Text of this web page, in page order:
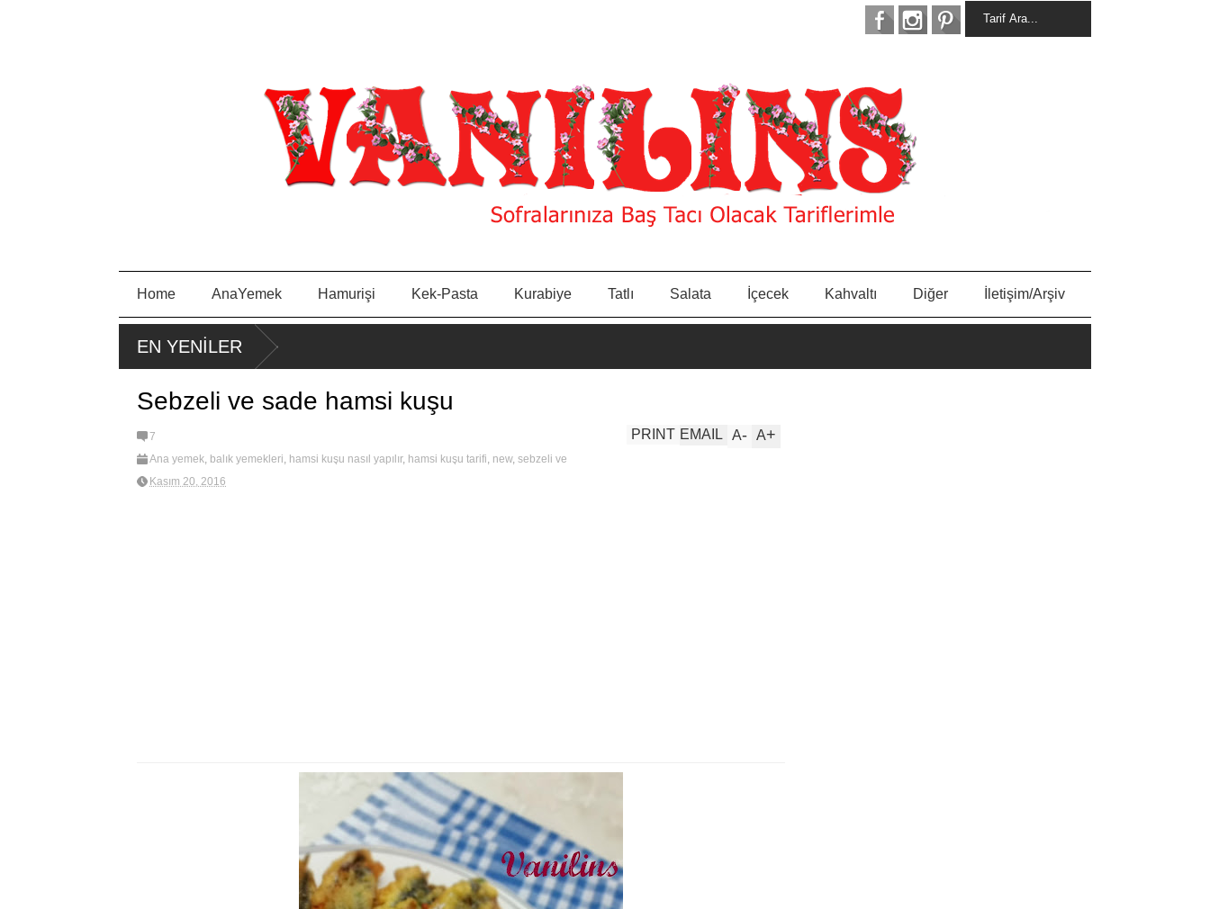
Home AnaYemek Hamurişi Kek-Pasta Kurabiye Tatlı Salata İçecek Kahvaltı Diğer İletişim/Arşiv
EN YENİLER
Sebzeli ve sade hamsi kuşu
7
Ana yemek, balık yemekleri, hamsi kuşu nasıl yapılır, hamsi kuşu tarifi, new, sebzeli ve
Kasım 20, 2016
A+
A-
EMAIL
PRINT